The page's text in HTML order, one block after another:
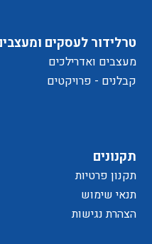
תקנונים
תקנון פרטיות
תנאי שימוש
הצהרת נגישות
טרלידור לעסקים
מעצבים ואדרילכים
קבלנים - פרויקטים